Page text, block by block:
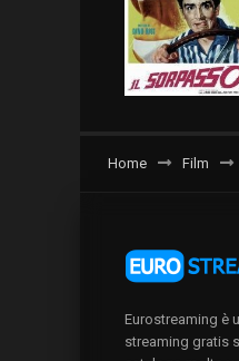
Home Film
Eurostreaming è
streaming gratis